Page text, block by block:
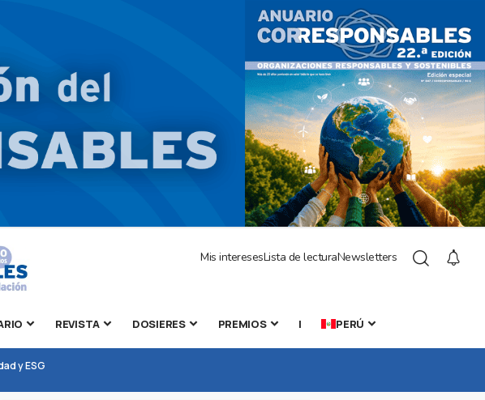
Mis interesesLista de lecturaNewsletters
REVISTA DOSIERES PREMIOS | PERÚ
y ESG